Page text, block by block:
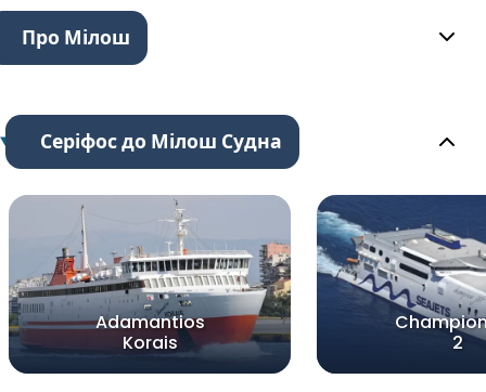
Про Мілош
Серіфос до Мілош Судна
Adamantios
Korais
2